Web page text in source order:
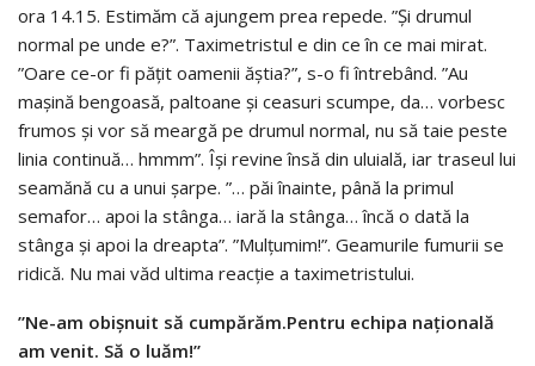
ora 14.15. Estimăm că ajungem prea repede. ”Și drumul
normal pe unde e?”. Taximetristul e din ce în ce mai mirat.
”Oare ce-or fi pățit oamenii ăștia?”, s-o fi întrebând. ”Au
mașină bengoasă, paltoane și ceasuri scumpe, da… vorbesc
frumos și vor să meargă pe drumul normal, nu să taie peste
linia continuă… hmmm”. Își revine însă din uluială, iar traseul lui
seamănă cu a unui șarpe. ”… păi înainte, până la primul
semafor… apoi la stânga… iară la stânga… încă o dată la
stânga și apoi la dreapta”. ”Mulțumim!”. Geamurile fumurii se
ridică. Nu mai văd ultima reacție a taximetristului.
”Ne-am obișnuit să cumpărăm.Pentru echipa națională
am venit. Să o luăm!”